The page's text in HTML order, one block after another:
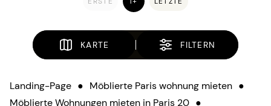
KARTE FILTERN
Landing-Page ● Möblierte Paris wohnung mieten ●
Möblierte Wohnungen mieten in Paris 20 ●